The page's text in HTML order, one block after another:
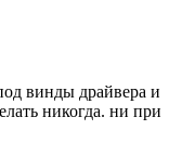
винды драйвера и
никогда. ни при